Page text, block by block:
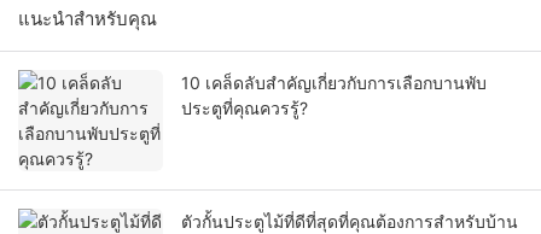
แนะนำสำหรับคุณ
10 เคล็ดลับสำคัญเกี่ยวกับการเลือกบานพับ
ประตูที่คุณควรรู้?
ตัวกั้นประตูไม้ที่ดีที่สุดที่คุณต้องการสำหรับบ้าน